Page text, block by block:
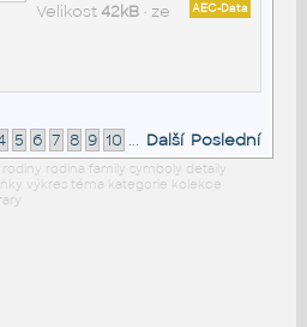
AEC-Data
Velikost 42kB• ze
5 6 7 8 9 10 ... Další Poslední
rodina family symboly detaily
výkres téma kategorie kolekce